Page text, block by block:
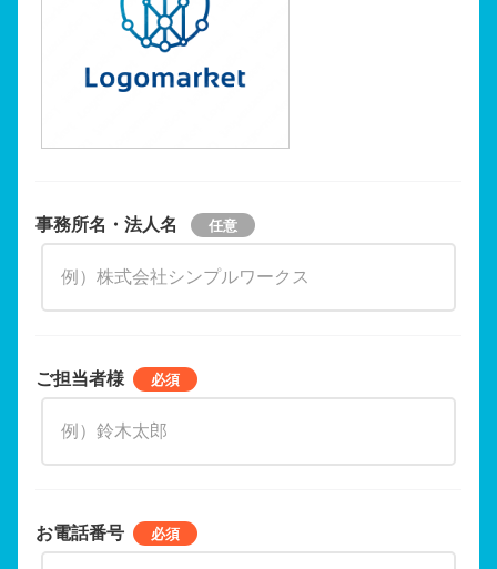
事務所名・法人名
ご担当者様
お電話番号